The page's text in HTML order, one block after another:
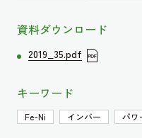
資料ダウンロード
2019_35.pdf
キーワード
Fe-Ni インバー パワ